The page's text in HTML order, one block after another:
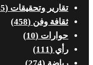
تقارير وتحقيقات (55)
ثقافة وفن (458)
حوارات (10)
رأي (111)